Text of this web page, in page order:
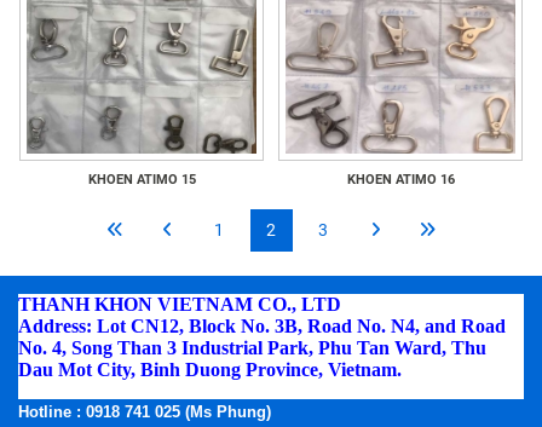
KHOEN ATIMO 15 KHOEN ATIMO 16
1 2 3
THANH KHON VIETNAM CO., LTD
Address: Lot CN12, Block No. 3B, Road No. N4, and Road
No. 4, Song Than 3 Industrial Park, Phu Tan Ward, Thu
Dau Mot City, Binh Duong Province, Vietnam.
Hotline : 0918 741 025 (Ms Phung)